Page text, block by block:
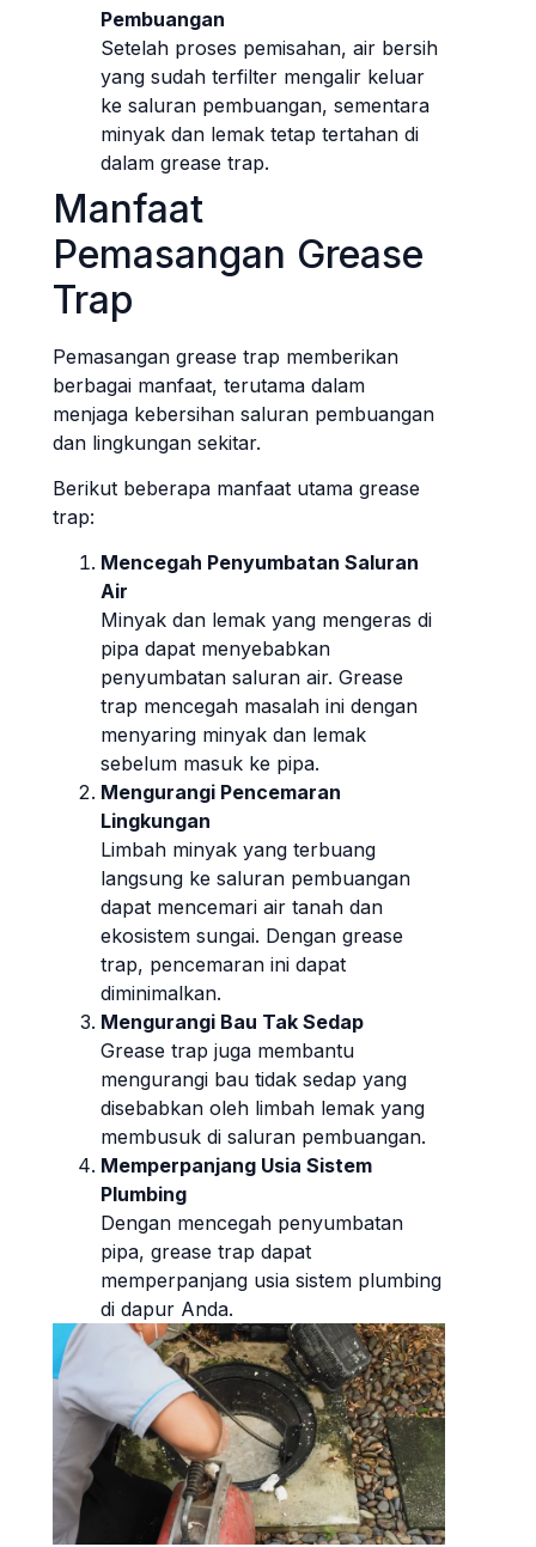
Pembuangan
Setelah proses pemisahan, air bersih
yang sudah terfilter mengalir keluar
ke saluran pembuangan, sementara
minyak dan lemak tetap tertahan di
dalam grease trap.
Manfaat
Pemasangan Grease
Trap
Pemasangan grease trap memberikan
berbagai manfaat, terutama dalam
menjaga kebersihan saluran pembuangan
dan lingkungan sekitar.
Berikut beberapa manfaat utama grease
trap:
Mencegah Penyumbatan Saluran
Air
Minyak dan lemak yang mengeras di
pipa dapat menyebabkan
penyumbatan saluran air. Grease
trap mencegah masalah ini dengan
menyaring minyak dan lemak
sebelum masuk ke pipa.
Mengurangi Pencemaran
Lingkungan
Limbah minyak yang terbuang
langsung ke saluran pembuangan
dapat mencemari air tanah dan
ekosistem sungai. Dengan grease
trap, pencemaran ini dapat
diminimalkan.
Mengurangi Bau Tak Sedap
Grease trap juga membantu
mengurangi bau tidak sedap yang
disebabkan oleh limbah lemak yang
membusuk di saluran pembuangan.
Memperpanjang Usia Sistem
Plumbing
Dengan mencegah penyumbatan
pipa, grease trap dapat
memperpanjang usia sistem plumbing
di dapur Anda.